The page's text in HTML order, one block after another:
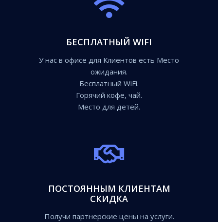
БЕСПЛАТНЫЙ WIFI
У нас в офисе для Клиентов есть Место
ожидания.
Бесплатный WiFi.
Горячий кофе, чай.
Место для детей.
ПОСТОЯННЫМ КЛИЕНТАМ
СКИДКА
Получи партнерские цены на услуги.